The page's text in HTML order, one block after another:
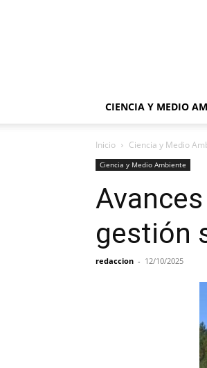
CIENCIA Y MEDIO
Inicio Ciencia y Medio
Ciencia y Medio Ambiente
gestión
redaccion - 12/10/2025